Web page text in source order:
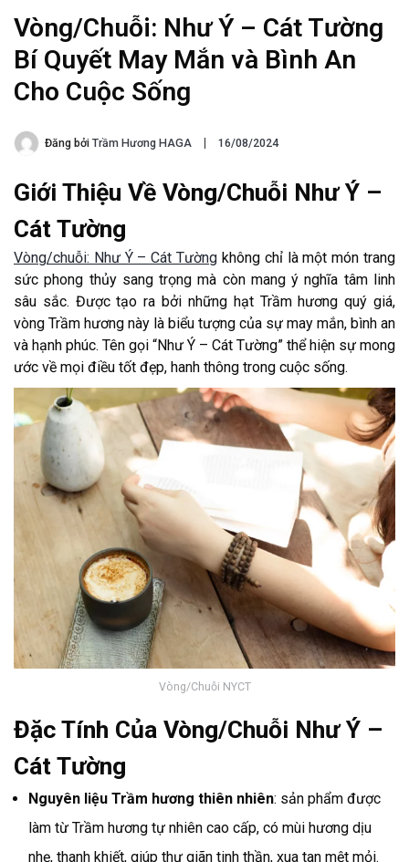
Vòng/Chuỗi: Như Ý – Cát Tường
Bí Quyết May Mắn và Bình An
Cho Cuộc Sống
Đăng bởi Trầm Hương HAGA 16/08/2024
Giới Thiệu Về Vòng/Chuỗi Như Ý –
Cát Tường
Vòng/chuỗi: Như Ý – Cát Tường không chỉ là một món trang
sức phong thủy sang trọng mà còn mang ý nghĩa tâm linh
sâu sắc. Được tạo ra bởi những hạt Trầm hương quý giá,
vòng Trầm hương này là biểu tượng của sự may mắn, bình an
và hạnh phúc. Tên gọi “Như Ý – Cát Tường” thể hiện sự mong
ước về mọi điều tốt đẹp, hanh thông trong cuộc sống.
Vòng/Chuỗi NYCT
Đặc Tính Của Vòng/Chuỗi Như Ý –
Cát Tường
Nguyên liệu Trầm hương thiên nhiên: sản phẩm được
làm từ Trầm hương tự nhiên cao cấp, có mùi hương dịu
nhẹ, thanh khiết, giúp thư giãn tinh thần, xua tan mệt mỏi.